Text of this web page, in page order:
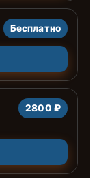
Бесплатно
2800 ₽